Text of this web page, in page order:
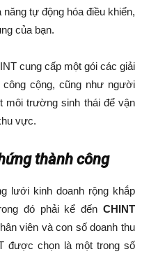
tự động hóa điều khiển,
của bạn.
cung cấp một gói các giải
cộng, cũng như người
môi trường sinh thái để vận
vực.
thành công
lưới kinh doanh rộng khắp
đó phải kể đến CHINT
viên và con số doanh thu
được chọn là một trong số